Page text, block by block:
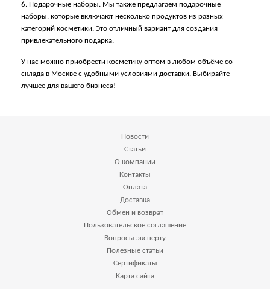
6. Подарочные наборы. Мы также предлагаем подарочные
наборы, которые включают несколько продуктов из разных
категорий косметики. Это отличный вариант для создания
привлекательного подарка.
У нас можно приобрести косметику оптом в любом объёме со
склада в Москве с удобными условиями доставки. Выбирайте
лучшее для вашего бизнеса!
Новости
Статьи
О компании
Контакты
Оплата
Доставка
Обмен и возврат
Пользовательское соглашение
Вопросы эксперту
Полезные статьи
Сертификаты
Карта сайта